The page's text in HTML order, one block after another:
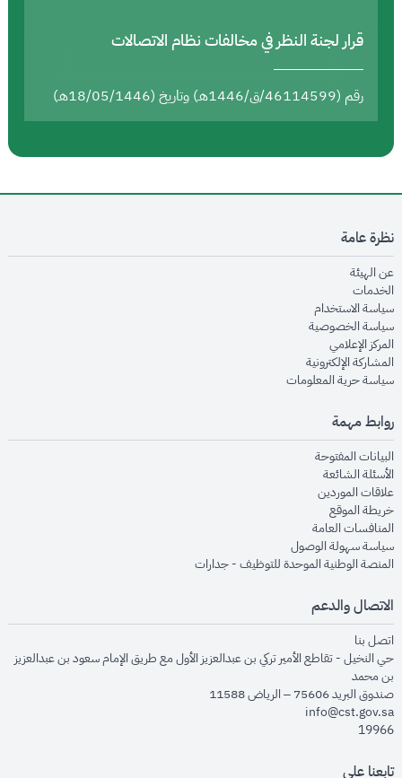
قرار لجنة النظر في مخالفات نظام الاتصالات
رقم (46114599/ق/1446هـ) وتاريخ (18/05/1446هـ)
نظرة عامة
عن الهيئةopens in new window
الخدماتopens in new window
سياسة الاستخدام
سياسة الخصوصيةopens in new window
المركز الإعلاميopens in new window
المشاركة الإلكترونيةopens in new window
سياسة حرية المعلوماتopens in new window
روابط مهمة
البيانات المفتوحةopens in new window
الأسئلة الشائعةopens in new window
علاقات الموردينopens in new window
خريطة الموقعopens in new window
المنافسات العامةopens in new window
سياسة سهولة الوصولopens in new window
المنصة الوطنية الموحدة للتوظيف - جداراتopens in new window
الاتصال والدعم
اتصل بنا
حي النخيل - تقاطع الأمير تركي بن عبدالعزيز الأول مع طريق الإمام سعود بن عبدالعزيز
بن محمد
صندوق البريد 75606 – الرياض 11588
info@cst.gov.sa
19966
تابعنا على